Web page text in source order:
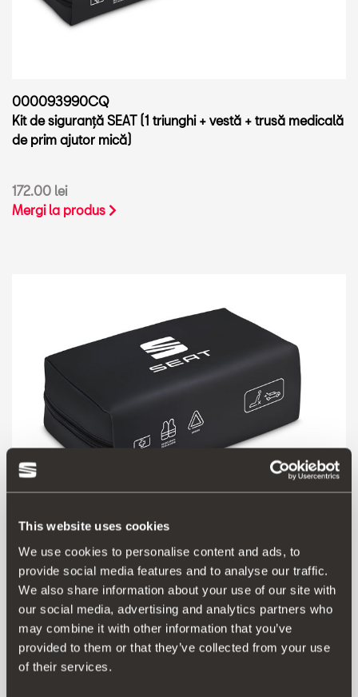
This website uses cookies
We use cookies to personalise content and ads, to
provide social media features and to analyse our traffic.
We also share information about your use of our site with
our social media, advertising and analytics partners who
may combine it with other information that you’ve
provided to them or that they’ve collected from your use
of their services.
000093990CQ
Kit de siguranță SEAT (1 triunghi + vestă + trusă medicală
de prim ajutor mică)
172.00 lei
Mergi la produs
000093990CR
Kit de siguranță SEAT (1 triunghi mic + vestă + trusă
medicală de prim ajutor mare)
192.00 lei
Mergi la produs